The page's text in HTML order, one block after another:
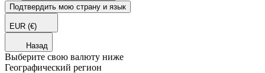
Подтвердить мою страну и язык
EUR (€)
Назад
Выберите свою валюту ниже
Географический регион